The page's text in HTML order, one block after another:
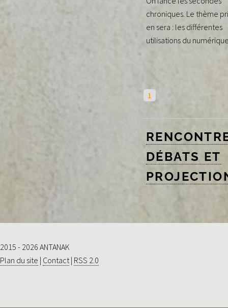
chroniques. Le thème
en sera : les différentes
utilisations du
1
DÉBATS ET
2015 - 2026 ANTANAK
Plan du site | Contact| RSS 2.0